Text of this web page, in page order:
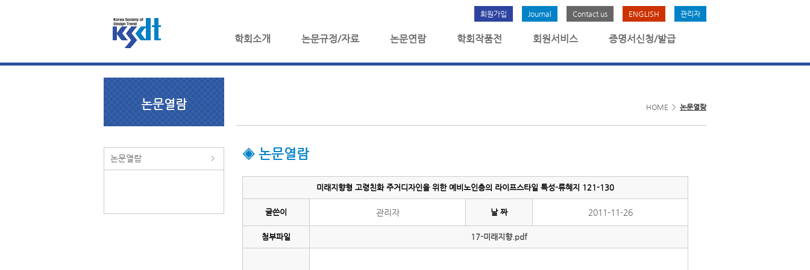
회원가입 Journal Contact us ENGLISH 관리자
학회소개 논문규정/자료 논문연람 학회작품전 회원서비스 증명서신청/발급
논문열람
논문열람
HOME > 논문열람
◈ 논문열람
미래지향형 고령친화 주거디자인을 위한 예비노인층의 라이프스타일 특성-류혜지 121-130
글쓴이 관리자 날 짜 2011-11-26
첨부파일 17-미래지향.pdf